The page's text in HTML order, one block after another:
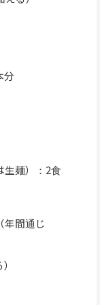
分
生麺）：2食
年間通じ